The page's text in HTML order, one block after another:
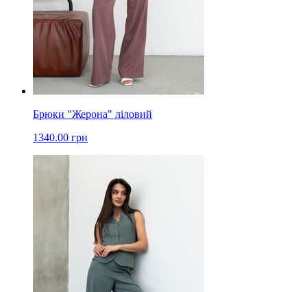
Брюки "Жерона" ліловий
1340.00 грн